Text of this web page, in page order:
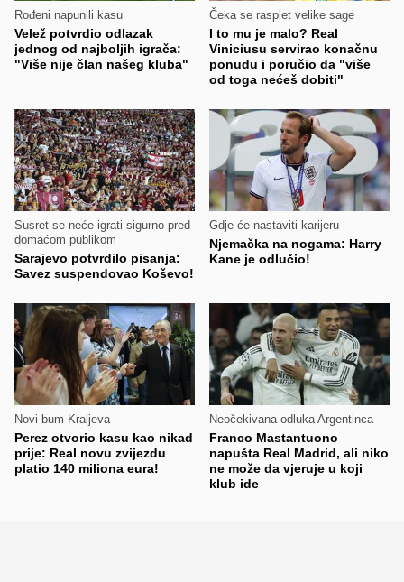
Rođeni napunili kasu
Velež potvrdio odlazak
jednog od najboljih igrača:
"Više nije član našeg kluba"
Čeka se rasplet velike sage
I to mu je malo? Real
Viniciusu servirao konačnu
ponudu i poručio da "više
od toga nećeš dobiti"
Susret se neće igrati sigurno pred
domaćom publikom
Sarajevo potvrdilo pisanja:
Savez suspendovao Koševo!
Gdje će nastaviti karijeru
Njemačka na nogama: Harry
Kane je odlučio!
Novi bum Kraljeva
Perez otvorio kasu kao nikad
prije: Real novu zvijezdu
platio 140 miliona eura!
Neočekivana odluka Argentinca
Franco Mastantuono
napušta Real Madrid, ali niko
ne može da vjeruje u koji
klub ide